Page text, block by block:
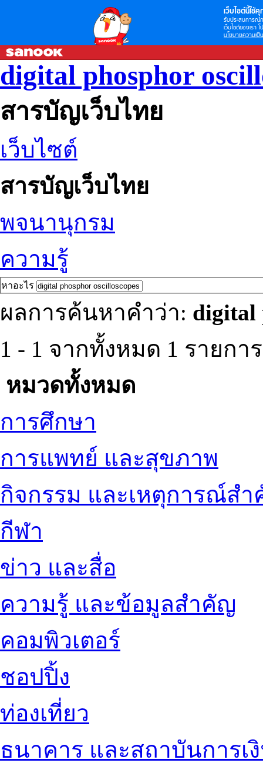
เว็บไซต์นี้ใช้คุ
รับประสบการณ์
เว็บไซต์ของเรา
นโยบายความเป็
digital phosphor
สารบัญเว็บไทย
เว็บไซต์
สารบัญเว็บไทย
พจนานุกรม
ความรู้
หาอะไร
ผลการค้นหาคำว่า: digital
1 - 1 จากทั้งหมด 1 รายกา
หมวดทั้งหมด
การศึกษา
การแพทย์ และสุขภาพ
กิจกรรม และเหตุการณ์ส
กีฬา
ข่าว และสื่อ
ความรู้ และข้อมูลสำคัญ
คอมพิวเตอร์
ชอปปิ้ง
ท่องเที่ยว
ธนาคาร และสถาบันการเ